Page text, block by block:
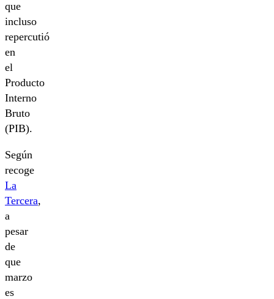
que
incluso
repercutió
en
el
Producto
Interno
Bruto
(PIB).
Según
recoge
La
Tercera,
a
pesar
de
que
marzo
es